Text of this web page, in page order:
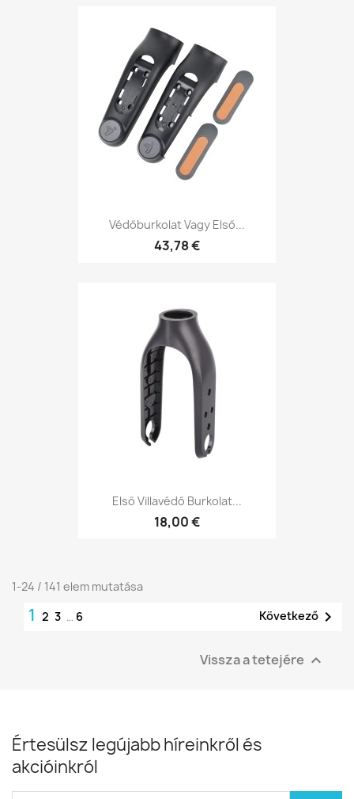
Védőburkolat Vagy Első...
43,78 €
Első Villavédő Burkolat...
18,00 €
1-24 / 141 elem mutatása
1 2 3 … 6 Következő 
Vissza a tetejére 
Értesülsz legújabb híreinkről és
akcióinkról